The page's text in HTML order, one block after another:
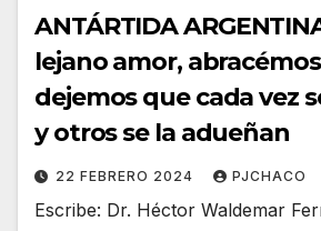
ANTÁRTIDA
lejano amor,
dejemos que cada vez
y otros se la adueñan
22 FEBRERO 2024 PJCHACO
Escribe: Dr. Héctor Waldemar